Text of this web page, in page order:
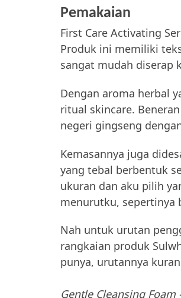
Pemakaian
First Care Activating
Produk ini memiliki
sangat mudah diserap
Dengan aroma herbal
ritual skincare.
negeri gingseng
Kemasannya juga
yang tebal berbentuk
ukuran dan aku pilih
menurutku, sepertinya
Nah untuk urutan
rangkaian produk
punya, urutannya
Gentle Cleansing Foam